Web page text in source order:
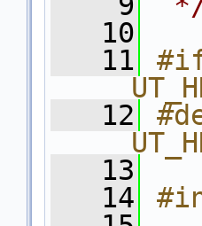
   10
   11
   12
   13
   14